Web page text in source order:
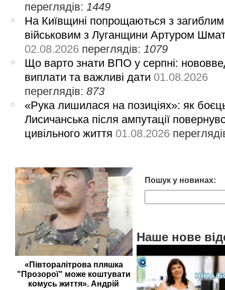
переглядів:1449
На Київщині попрощаються з загиблим
військовим з Луганщини Артуром
02.08.2026 переглядів:1079
Що варто знати ВПО у серпні:
виплати та важливі дати 01.08.2026
переглядів:873
«Рука лишилася на позиціях»: як
Лисичанська після ампутації
цивільного життя 01.08.2026
«Півторалітрова пляшка
"Прозорої" може коштувати
комусь життя». Андрій
Пошук у новинах:
Наше нове